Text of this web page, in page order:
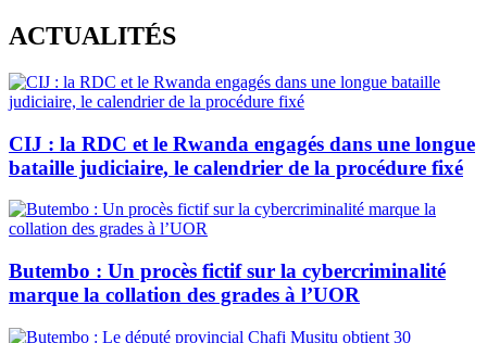
Skip
to
content
ACTUALITÉS
CIJ : la RDC et le Rwanda engagés dans une longue
bataille judiciaire, le calendrier de la procédure fixé
Butembo : Un procès fictif sur la cybercriminalité
marque la collation des grades à l’UOR